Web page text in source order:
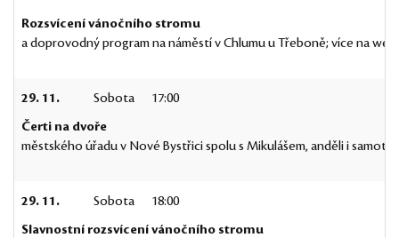
Rozsvícení vánočního stromu
a doprovodný program na náměstí v Chlumu u Třeboně; více na
29. 11. Sobota
17:00
Čerti na dvoře
městského úřadu v Nové Bystřici spolu s Mikulášem, anděli i
29. 11. Sobota
18:00
Slavnostní rozsvícení vánočního stromu